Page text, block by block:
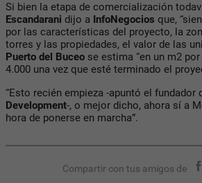
Si bien la etapa de comercialización
Escandarani dijo a InfoNegocios que,
por las características del proyecto, la
torres y las propiedades, el valor de las
Puerto del Buceo se estima “en un m2
4.000 una vez que esté terminado el
“Esto recién empieza -apuntó el fundador
Development-, o mejor dicho, ahora sí a
hora de ponerse en marcha”.
Compartir con tus amigos de